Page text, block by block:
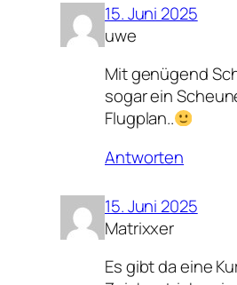
15. Juni 2025
uwe
Mit genügend
sogar ein
Flugplan..
Antworten
15. Juni 2025
Matrixxer
Es gibt da eine